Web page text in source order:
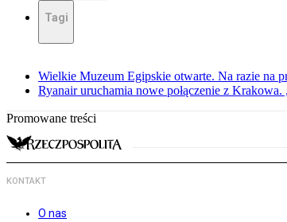
Tagi
Wielkie Muzeum Egipskie otwarte. Na razie na
Ryanair uruchamia nowe połączenie z Krakowa.
Promowane treści
KONTAKT
O nas